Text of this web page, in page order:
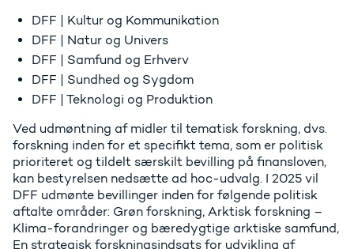
DFF | Kultur og Kommunikation
DFF | Natur og Univers
DFF | Samfund og Erhverv
DFF | Sundhed og Sygdom
DFF | Teknologi og Produktion
Ved udmøntning af midler til tematisk forskning, dvs.
forskning inden for et specifikt tema, som er politisk
prioriteret og tildelt særskilt bevilling på finansloven,
kan bestyrelsen nedsætte ad hoc-udvalg. I 2025 vil
DFF udmønte bevillinger inden for følgende politisk
aftalte områder: Grøn forskning, Arktisk forskning –
Klima-forandringer og bæredygtige arktiske samfund,
En strategisk forskningsindsats for udvikling af